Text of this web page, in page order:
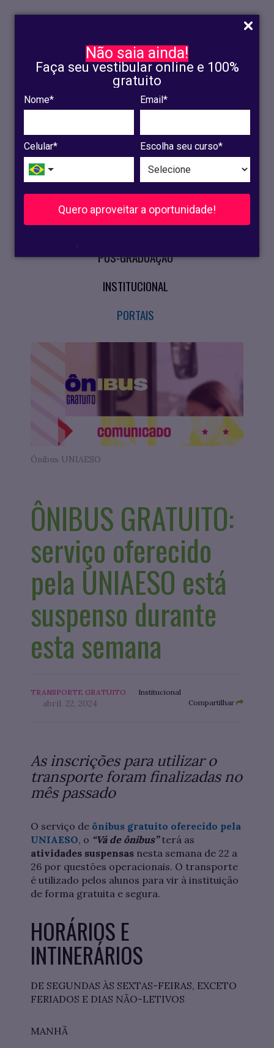
Não saia ainda!
Faça seu vestibular online e 100%
gratuito
Nome* Email*
Celular* Escolha seu curso*
Quero aproveitar a oportunidade!
.
INSCRIÇÃO
OLINDA
RECIFE
VESTIBULAR
CURSOS PRESENCIAIS
PÓS-GRADUAÇÃO
INSTITUCIONAL
PORTAIS
Ônibus UNIAESO
ÔNIBUS GRATUITO:
serviço oferecido
pela UNIAESO está
suspenso durante
esta semana
TRANSPORTE GRATUITO Institucional
abril. 22, 2024 Compartilhar
As inscrições para utilizar o
transporte foram finalizadas no
mês passado
O serviço de ônibus gratuito oferecido pela
UNIAESO, o “Vá de ônibus”terá as
atividades suspensas nesta semana de 22 a
26 por questões operacionais. O transporte
é utilizado pelos alunos para vir à instituição
de forma gratuita e segura.
HORÁRIOS E
INTINERÁRIOS
DE SEGUNDAS ÀS SEXTAS-FEIRAS, EXCETO
FERIADOS E DIAS NÃO-LETIVOS
MANHÃ